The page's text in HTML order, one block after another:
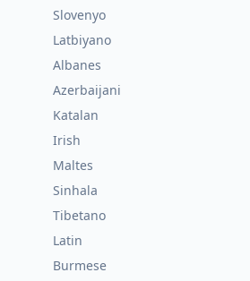
Slovenyo
Latbiyano
Albanes
Azerbaijani
Katalan
Irish
Maltes
Sinhala
Tibetano
Latin
Burmese